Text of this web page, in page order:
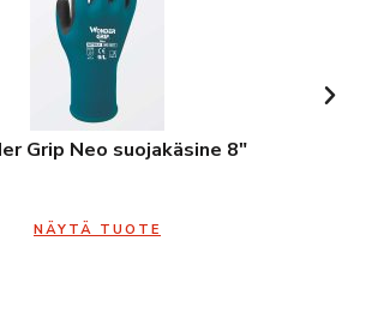
Grip Neo suojakäsine 8″
NÄYTÄ TUOTE